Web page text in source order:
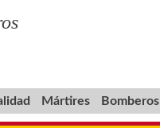
Mártires Bomberos